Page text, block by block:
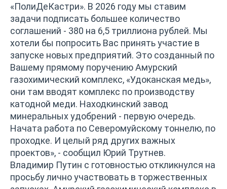
«ПолиДеКастри». В 2026 году мы ставим
задачи подписать большее количество
соглашений - 380 на 6,5 триллиона рублей. Мы
хотели бы попросить Вас принять участие в
запуске новых предприятий. Это созданный по
Вашему прямому поручению Амурский
газохимический комплекс, «Удоканская медь»,
они там вводят комплекс по производству
катодной меди. Находкинский завод
минеральных удобрений - первую очередь.
Начата работа по Северомуйскому тоннелю, по
проходке. И целый ряд других важных
проектов», - сообщил Юрий Трутнев.
Владимир Путин с готовностью откликнулся на
просьбу лично участвовать в торжественных